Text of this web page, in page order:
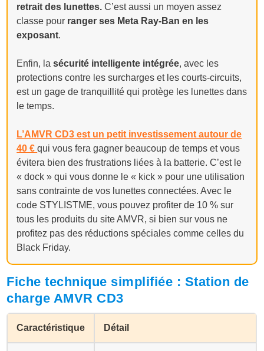
retrait des lunettes. C’est aussi un moyen assez
classe pour ranger ses Meta Ray-Ban en les
exposant.
Enfin, lasécurité intelligente intégrée, avec les
protections contre les surcharges et les courts-circuits,
est un gage de tranquillité qui protège les lunettes dans
le temps.
L’AMVR CD3 est un petit investissement autour de
40 € qui vous fera gagner beaucoup de temps et vous
évitera bien des frustrations liées à la batterie. C’est le
« dock » qui vous donne le « kick » pour une utilisation
sans contrainte de vos lunettes connectées. Avec le
code STYLISTME, vous pouvez profiter de 10 % sur
tous les produits du site AMVR, si bien sur vous ne
profitez pas des réductions spéciales comme celles du
Black Friday.
Fiche technique simplifiée : Station de
charge AMVR CD3
Caractéristique Détail